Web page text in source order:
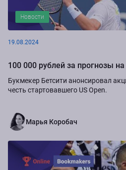
Новости
19.08.2024
100 000 рублей за прогнозы
Букмекер Бетсити анонсировал
честь стартовавшего US Open.
Марья Коробач